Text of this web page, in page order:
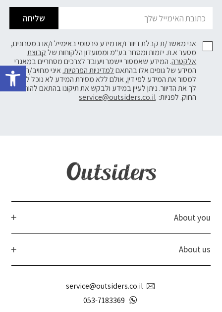
שליחה
אני מאשר/ת קבלת דיוור ו/או מידע פרסומי באימייל ו/או במסרונים,
מסער א.ת. יזמות ומסחר בע"מ וממועדון הלקוחות שלקבוצת
אלקטרה. המידע שאמסור יישמר ויעובד לצרכים מסחריים במאגרי
המידע של גופים אלו בהתאםלמדיניות הפרטיות. איני מחויב/ת
למסור את המידע לפי דין, אולם ללא מסירת המידע לא נוכל לשלוח
לך את הדיוור. ניתן לעיין במידע ולבקש את תיקונו בהתאם להוראות
החוק. לפניות: service@outsiders.co.il
About you
About us
service@outsiders.co.il
053-7183369